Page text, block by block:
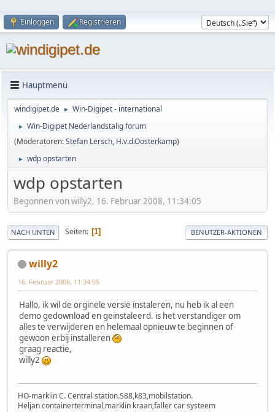
Einloggen Registrieren
Hauptmenü
windigipet.de ► Win-Digipet - international
►
Win-Digipet Nederlandstalig forum
(Moderatoren:Stefan Lersch, H.v.d.Oosterkamp)
► wdp opstarten
wdp opstarten
Begonnen von willy2, 16. Februar 2008, 11:34:05
NACH UNTEN Seiten 1 BENUTZER-AKTIONEN
willy2
16. Februar 2008, 11:34:05
Hallo, ik wil de orginele versie instaleren, nu heb ik al een
demo gedownload en geinstaleerd. is het verstandiger om
alles te verwijderen en helemaal opnieuw te beginnen of
gewoon erbij installeren
graag reactie,
willy2
HO-marklin C. Central station.S88,k83,mobilstation.
Heljan containerterminal,marklin kraan,faller car systeem